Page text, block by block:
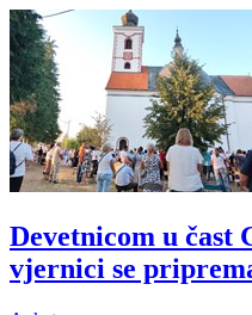
Devetnicom u čast
vjernici se